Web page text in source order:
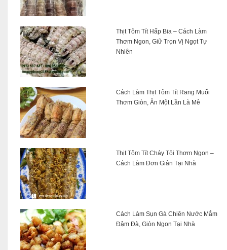
Thịt Tôm Tít Hấp Bia – Cách Làm
Thơm Ngon, Giữ Trọn Vị Ngọt Tự
Nhiên
Cách Làm Thịt Tôm Tít Rang Muối
Thơm Giòn, Ăn Một Lần Là Mê
Thịt Tôm Tít Cháy Tỏi Thơm Ngon –
Cách Làm Đơn Giản Tại Nhà
Cách Làm Sụn Gà Chiên Nước Mắm
Đậm Đà, Giòn Ngon Tại Nhà